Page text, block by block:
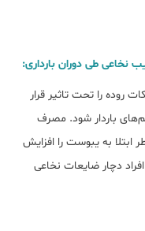
نخاعی طی دوران بارداری:
روده را تحت تاثیر قرار
باردار شود. مصرف
ابتلا به یبوست را افزایش
دچار ضایعات نخاعی